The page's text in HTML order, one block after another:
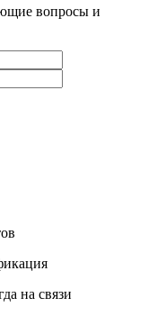
вопросы и
на связи